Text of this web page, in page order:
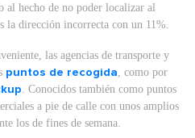
al hecho de no poder localizar al
la dirección incorrecta con un 11%.
las agencias de transporte y
puntos de recogida , como por
. Conocidos también como puntos
a pie de calle con unos amplios
los de fines de semana.